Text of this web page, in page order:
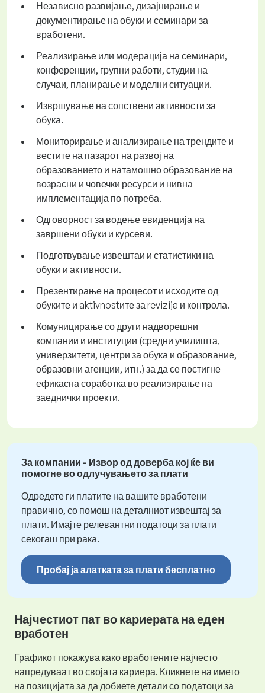
Независно развијање, дизајнирање и
документирање на обуки и семинари за
вработени.
Реализирање или модерација на семинари,
конференции, групни работи, студии на
случаи, планирање и моделни ситуации.
Извршување на сопствени активности за
обука.
Мониторирање и анализирање на трендите и
вестите на пазарот на развој на
образованието и натамошно образование на
возрасни и човечки ресурси и нивна
имплементација по потреба.
Одговорност за водење евиденција на
завршени обуки и курсеви.
Подготвување извештаи и статистики на
обуки и активности.
Презентирање на процесот и исходите од
обуките и aktivnostите за revizija и контрола.
Комуницирање со други надворешни
компании и институции (средни училишта,
универзитети, центри за обука и образование,
образовни агенции, итн.) за да се постигне
ефикасна соработка во реализирање на
заеднички проекти.
За компании - Извор од доверба кој ќе ви
помогне во одлучувањето за плати
Одредете ги платите на вашите вработени
правично, со помош на деталниот извештај за
плати. Имајте релевантни податоци за плати
секогаш при рака.
Пробај ја алатката за плати бесплатно
Најчестиот пат во кариерата на еден
вработен
Графикот покажува како вработените најчесто
напредуваат во својата кариера. Кликнете на името
на позицијата за да добиете детали со податоци за